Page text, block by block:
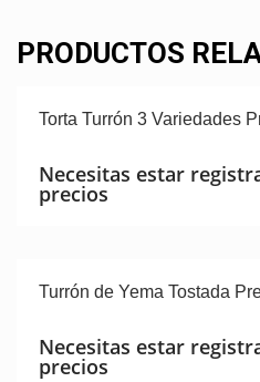
PRODUCTOS
Torta Turrón 3 Variedades
Necesitas estar
precios
Turrón de Yema Tostada
Necesitas estar
precios